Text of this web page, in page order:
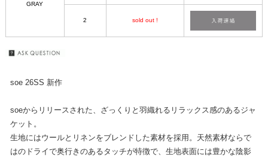
GRAY
2 sold out !
soe 26SS 新作
soeからリリースされた、ざっくりと羽織れるリラックス感のあるジャ
ケット。
生地にはウールとリネンをブレンドした素材を採用。天然素材ならで
はのドライで奥行きのあるタッチが特徴で、生地表面には豊かな陰影